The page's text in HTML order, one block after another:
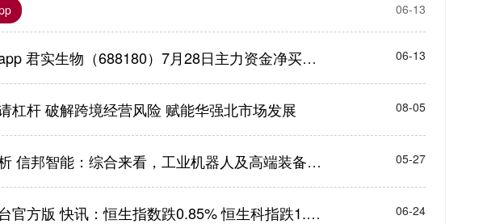
06-13
股票加杠杆app 君实生物（688180）7月28日主力资金净买入2635.67万元 06-13
杠杆 破解跨境经营风险 赋能华强北市场发展 08-05
股票配资分析 信邦智能：综合来看，工业机器人及高端装备产业的发展前景比较乐观 05-27
股票配资平台官方版 快讯：恒生指数跌0.85% 恒生科指跌1.40% 黄金股普跌 金叶国际集团上市首日高开500% 06-24